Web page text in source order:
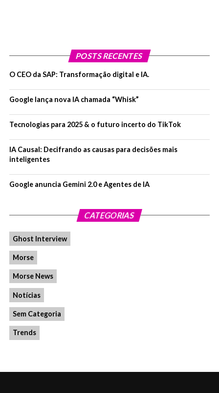
POSTS RECENTES
O CEO da SAP: Transformação digital e IA.
Google lança nova IA chamada “Whisk”
Tecnologias para 2025 & o futuro incerto do TikTok
IA Causal: Decifrando as causas para decisões mais
inteligentes
Google anuncia Gemini 2.0 e Agentes de IA
CATEGORIAS
Ghost Interview
Morse
Morse News
Notícias
Sem Categoria
Trends